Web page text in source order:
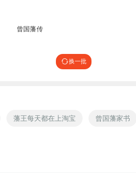
曾国藩传
换一批
藩王每天都在上淘宝 曾国藩家书